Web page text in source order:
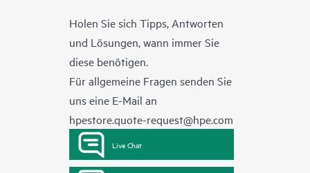
Holen Sie sich Tipps, Antworten
und Lösungen, wann immer Sie
diese benötigen.
Für allgemeine Fragen senden Sie
uns eine E-Mail an
hpestore.quote-request@hpe.com
Live Chat